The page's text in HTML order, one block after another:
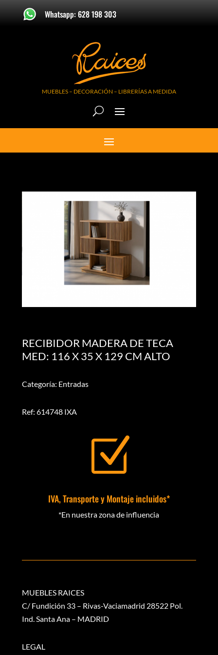
Whatsapp: 628 198 303
MUEBLES – DECORACIÓN – LIBRERÍAS A MEDIDA
RECIBIDOR MADERA DE TECA
MED: 116 X 35 X 129 CM ALTO
Categoría: Entradas
Ref: 614748 IXA
Z
IVA, Transporte y Montaje incluidos*
*En nuestra zona de influencia
MUEBLES RAICES
C/ Fundición 33 – Rivas-Vaciamadrid 28522 Pol.
Ind. Santa Ana – MADRID
LEGAL